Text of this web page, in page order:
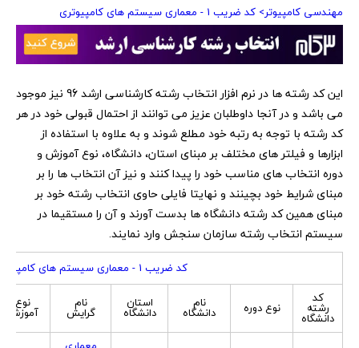
مهندسی کامپیوتر> کد ضریب 1 - معماری سیستم های کامپیوتری
‏این کد رشته ها در نرم افزار انتخاب رشته کارشناسی ارشد 96 نیز موجود
می باشد و در آنجا داوطلبان عزیز می توانند از احتمال قبولی خود در هر
کد رشته با توجه به رتبه خود مطلع شوند و به علاوه با استفاده از
ابزارها و فیلتر های مختلف بر مبنای استان، دانشگاه، نوع آموزش و
دوره انتخاب های مناسب خود را پیدا کنند و نیز آن انتخاب ها را بر
مبنای شرایط خود بچینند و نهایتا فایلی حاوی انتخاب رشته خود بر
مبنای همین کد رشته دانشگاه ها بدست آورند و آن را مستقیما در
سیستم انتخاب رشته سازمان سنجش وارد نمایند.
کد ضریب 1 - معماری سیستم های کامپیوتری
کد
رشته
دانشگاه
نوع دوره نام
دانشگاه
استان
دانشگاه
نام
گرایش
نوع
آموزش